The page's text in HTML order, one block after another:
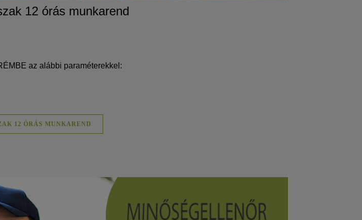
12 órás munkarend
az alábbi paraméterekkel:
12 ÓRÁS MUNKAREND